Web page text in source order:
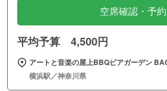
空席確認・予約
平均予算 4,500円
アートと音楽の屋上BBQビアガーデン
横浜駅／神奈川県